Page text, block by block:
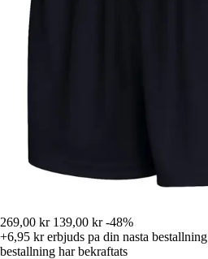
269,00 kr 139,00 kr -48%
+6,95 krerbjuds pa din nasta bestallning
bestallning har bekraftats